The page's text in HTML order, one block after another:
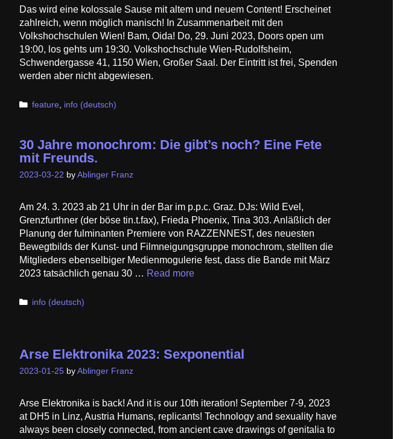
Das wird eine kolossale Sause mit altem und neuem Content! Erscheinet
zahlreich, wenn möglich manisch! In Zusammenarbeit mit den
Volkshochschulen Wien! Bam, Oida! Do, 29. Juni 2023, Doors open um
19:00, los gehts um 19:30. Volkshochschule Wien-Rudolfsheim,
Schwendergasse 41, 1150 Wien, Großer Saal. Der Eintritt ist frei, Spenden
werden aber nicht abgewiesen.
Categories
feature, info (deutsch)
30 Jahre monochrom: Die gibt’s noch? Eine Fete
mit Freunds.
2023-03-22 by Ablinger Franz
Am 24. 3. 2023 ab 21 Uhr in der Bar im p.p.c. Graz. DJs: Wild Evel,
Grenzfurthner (der böse tin.t.fax), Frieda Phoenix, Tina 303. Anläßlich der
Planung der fulminanten Premiere von RAZZENNEST, des neuesten
Bewegtbilds der Kunst- und Filmneigungsgruppe monochrom, stellten die
Mitglieders ebenselbiger Medienmogulerie fest, dass die Bande mit März
2023 tatsächlich genau 30 … Read more
Categories
info (deutsch)
Arse Elektronika 2023: Sexponential
2023-01-25 by Ablinger Franz
Arse Elektronika is back! And it is our 10th iteration! September 7-9, 2023
at DH5 in Linz, Austria Humans, replicants! Technology and sexuality have
always been closely connected, from ancient cave drawings of genitalia to